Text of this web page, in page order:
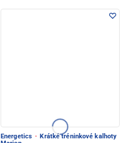
Energetics · Krátké tréninkové kalhoty